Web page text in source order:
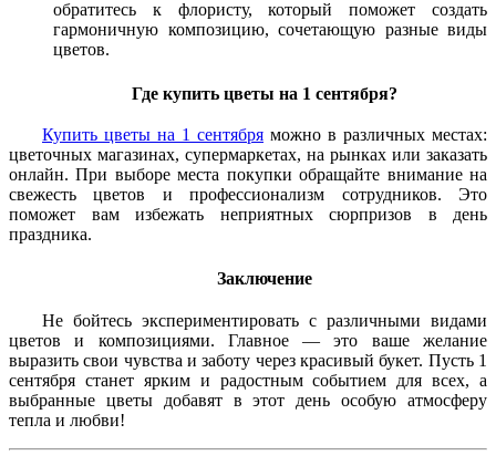
обратитесь к флористу, который поможет создать
гармоничную композицию, сочетающую разные виды
цветов.
Где купить цветы на 1 сентября?
Купить цветы на 1 сентября можно в различных местах:
цветочных магазинах, супермаркетах, на рынках или заказать
онлайн. При выборе места покупки обращайте внимание на
свежесть цветов и профессионализм сотрудников. Это
поможет вам избежать неприятных сюрпризов в день
праздника.
Заключение
Не бойтесь экспериментировать с различными видами
цветов и композициями. Главное — это ваше желание
выразить свои чувства и заботу через красивый букет. Пусть 1
сентября станет ярким и радостным событием для всех, а
выбранные цветы добавят в этот день особую атмосферу
тепла и любви!